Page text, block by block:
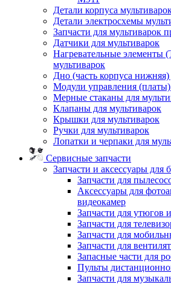
Детали корпуса
Детали электросхемы
Запчасти для мультиварок
Датчики для мультиварок
Нагревательные элементы
мультиварок
Дно (часть корпуса нижняя)
Модули управления (платы)
Мерные стаканы для
Клапаны для мультиварок
Крышки для мультиварок
Ручки для мультиварок
Лопатки и черпаки для
Сервисные запчасти
Запчасти и аксессуары для
Запчасти для
Аксессуары для
видеокамер
Запчасти для утюгов
Запчасти для
Запчасти для
Запчасти для
Запасные части для
Пульты
Запчасти для